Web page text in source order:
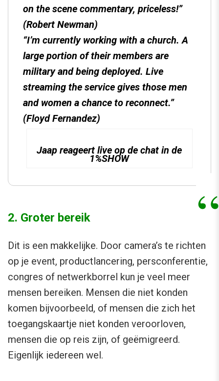
on the scene commentary, priceless!”
(Robert Newman)
“I’m currently working with a church. A
large portion of their members are
military and being deployed. Live
streaming the service gives those men
and women a chance to reconnect.”
(Floyd Fernandez)
Jaap reageert live op de chat in de
1%SHOW
2. Groter bereik
Dit is een makkelijke. Door camera’s te richten
op je event, productlancering, persconferentie,
congres of netwerkborrel kun je veel meer
mensen bereiken. Mensen die niet konden
komen bijvoorbeeld, of mensen die zich het
toegangskaartje niet konden veroorloven,
mensen die op reis zijn, of geëmigreerd.
Eigenlijk iedereen wel.